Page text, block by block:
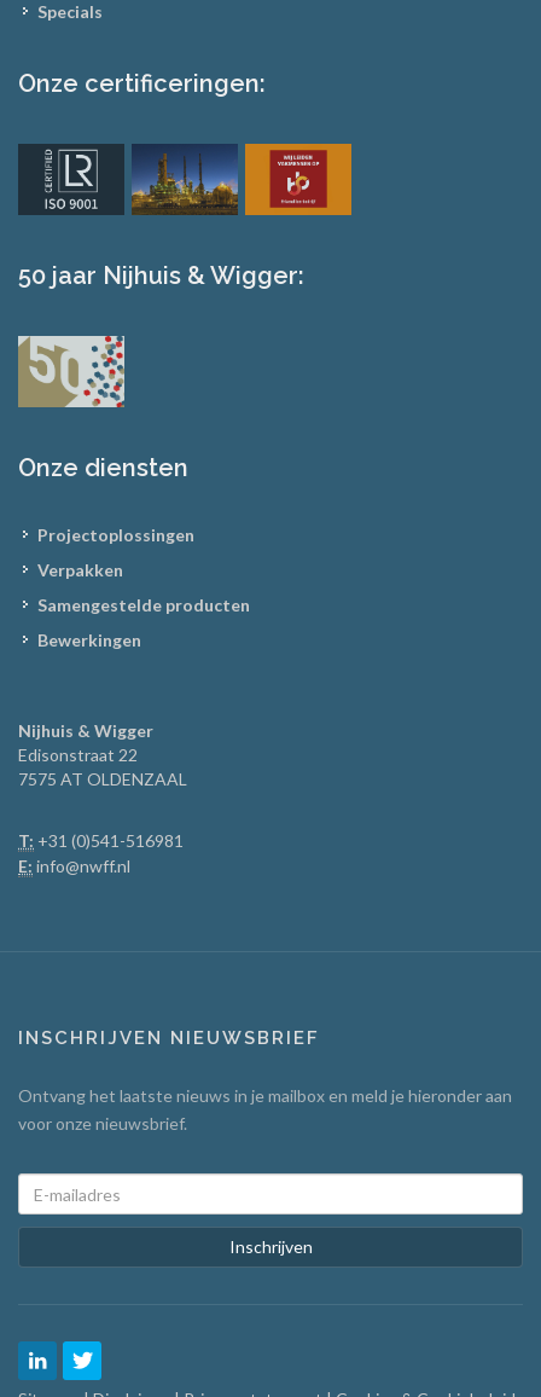
Specials
Onze certificeringen:
50 jaar Nijhuis & Wigger:
Onze diensten
Projectoplossingen
Verpakken
Samengestelde producten
Bewerkingen
Nijhuis & Wigger
Edisonstraat 22
7575 AT OLDENZAAL
T: +31 (0)541-516981
E: info@nwff.nl
INSCHRIJVEN NIEUWSBRIEF
Ontvang het laatste nieuws in je mailbox en meld je hieronder aan
voor onze nieuwsbrief.
Inschrijven